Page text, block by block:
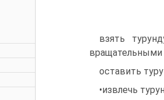
взять
вращательными
оставить
•извлечь